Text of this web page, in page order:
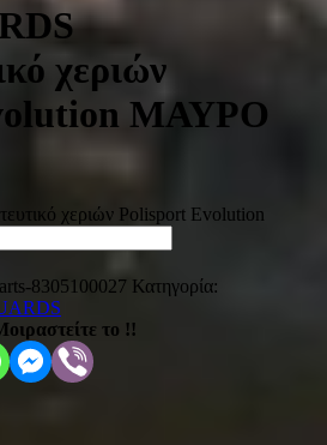
χεριών
ΜΑΥΡΟ
χεριών Polisport Evolution
8305100027 Κατηγορία:
το !!